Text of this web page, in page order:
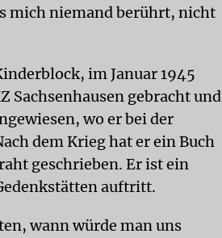
mich niemand berührt, nicht
im Januar 1945
Sachsenhausen gebracht und
wo er bei der
dem Krieg hat er ein Buch
geschrieben. Er ist ein
auftritt.
wann würde man uns